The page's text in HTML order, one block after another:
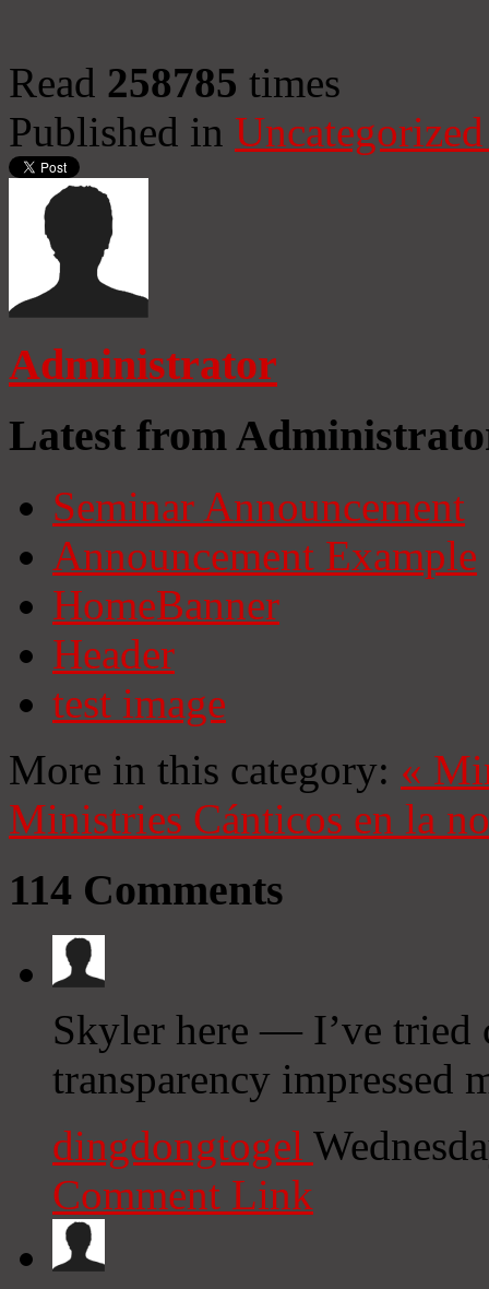
Read 258785 times
Published in
Administrator
Latest from
Seminar Announcement
Announcement Example
HomeBanner
Header
test image
More in this category: «
Ministries Cánticos en la
114 Comments
Skyler here — I’ve tried
transparency impressed
dingdongtogel
Comment Link